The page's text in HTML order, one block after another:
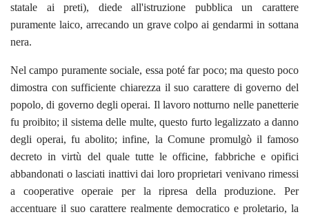
statale ai preti), diede all'istruzione pubblica un carattere
puramente laico, arrecando un grave colpo ai gendarmi in sottana
nera.
Nel campo puramente sociale, essa poté far poco; ma questo poco
dimostra con sufficiente chiarezza il suo carattere di governo del
popolo, di governo degli operai. Il lavoro notturno nelle panetterie
fu proibito; il sistema delle multe, questo furto legalizzato a danno
degli operai, fu abolito; infine, la Comune promulgò il famoso
decreto in virtù del quale tutte le officine, fabbriche e opifici
abbandonati o lasciati inattivi dai loro proprietari venivano rimessi
a cooperative operaie per la ripresa della produzione. Per
accentuare il suo carattere realmente democratico e proletario, la